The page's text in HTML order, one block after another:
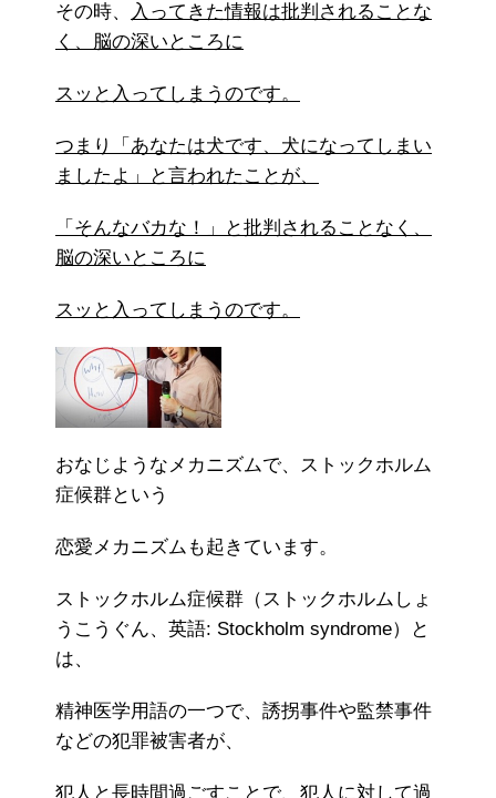
その時、
入ってきた情報は批判されることな
く、脳の深いところに
スッと入ってしまうのです。
つまり「あなたは犬です、犬になってしまい
ましたよ」と言われたことが、
「そんなバカな！」と批判されることなく、
脳の深いところに
スッと入ってしまうのです。
おなじようなメカニズムで、ストックホルム
症候群という
恋愛メカニズムも起きています。
ストックホルム症候群（ストックホルムしょ
うこうぐん、英語: Stockholm syndrome）と
は、
精神医学用語の一つで、誘拐事件や監禁事件
などの犯罪被害者が、
犯人と長時間過ごすことで、犯人に対して過